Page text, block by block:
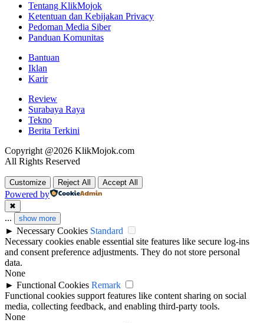
Tentang KlikMojok
Ketentuan dan Kebijakan Privacy
Pedoman Media Siber
Panduan Komunitas
Bantuan
Iklan
Karir
Review
Surabaya Raya
Tekno
Berita Terkini
Copyright @2026 KlikMojok.com
All Rights Reserved
Customize Reject All Accept All
Powered by
✖
... show more
► Necessary Cookies Standard
Necessary cookies enable essential site features like secure log-ins
and consent preference adjustments. They do not store personal
data.
None
► Functional Cookies Remark
Functional cookies support features like content sharing on social
media, collecting feedback, and enabling third-party tools.
None